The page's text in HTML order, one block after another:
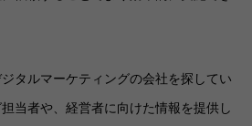
タルマーケティングの会社を探してい
当者や、経営者に向けた情報を提供し